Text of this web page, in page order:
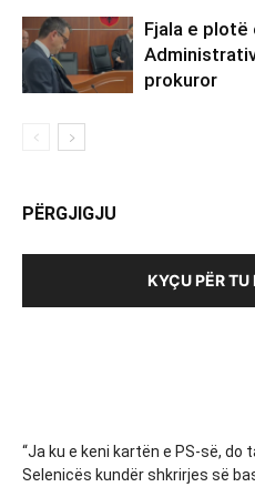
Fjala e plotë
prokuror
PËRGJIGJU
KYÇU PËR
“Ja ku e keni kartën e PS-së, do
Selenicës kundër shkrirjes së